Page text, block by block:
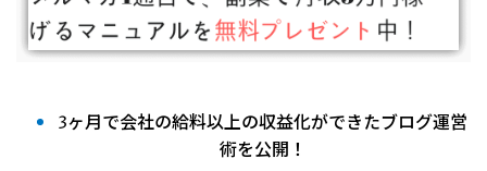
3ヶ月で会社の給料以上の収益化ができたブログ運営
術を公開！